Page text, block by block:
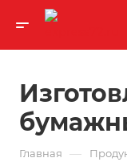
Главная —